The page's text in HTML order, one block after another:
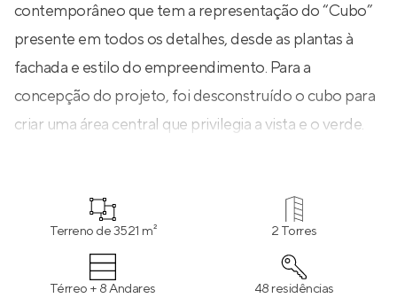
contemporâneo que tem a representação do “Cubo”
presente em todos os detalhes, desde as plantas à
fachada e estilo do empreendimento. Para a
concepção do projeto, foi desconstruído o cubo para
criar uma área central que privilegia a vista e o verde.
Terreno de 3521 m² 2 Torres
Térreo + 8 Andares 48 residências